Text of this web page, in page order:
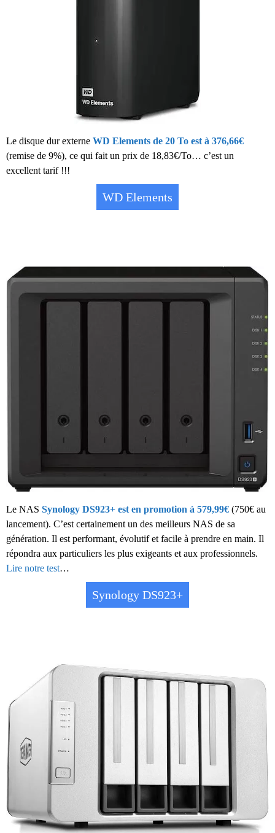
Le disque dur externe WD Elements de 20 To est à 376,66€
(remise de 9%), ce qui fait un prix de 18,83€/To… c’est un
excellent tarif !!!
WD Elements
Le NAS Synology DS923+ est en promotion à 579,99€ (750€ au
lancement). C’est certainement un des meilleurs NAS de sa
génération. Il est performant, évolutif et facile à prendre en main. Il
répondra aux particuliers les plus exigeants et aux professionnels.
Lire notre test…
Synology DS923+